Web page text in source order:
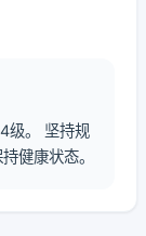
级。 坚持规
健康状态。